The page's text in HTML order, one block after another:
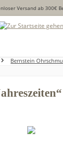
Versand ab 300€
Bernstein